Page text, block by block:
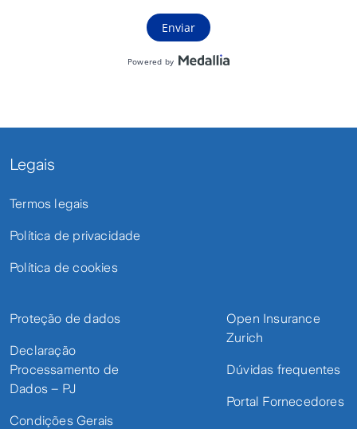
Legais
Termos legais
Política de privacidade
Política de cookies
Proteção de dados
Declaração
Processamento de
Dados – PJ
Condições Gerais
Open Insurance
Zurich
Dúvidas frequentes
Portal Fornecedores